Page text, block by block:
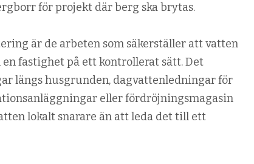
för projekt där berg ska brytas.
är de arbeten som säkerställer att vatten
fastighet på ett kontrollerat sätt. Det
längs husgrunden, dagvattenledningar för
eller fördröjningsmagasin
lokalt snarare än att leda det till ett